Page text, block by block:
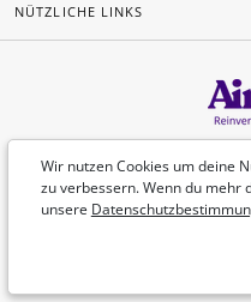
Wir nutzen Cookies um deine
zu verbessern. Wenn du mehr
unsere
NÜTZLICHE LINKS